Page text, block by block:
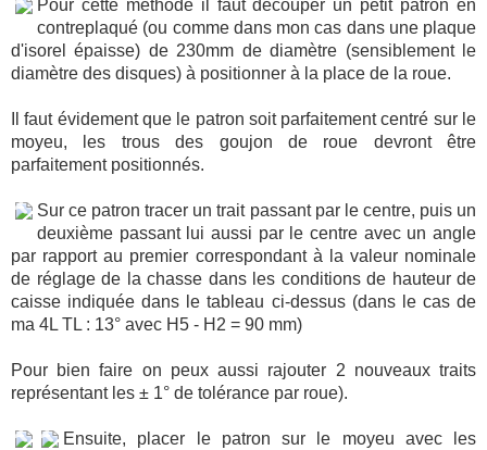
Pour cette méthode il faut découper un petit patron en
contreplaqué (ou comme dans mon cas dans une plaque
d'isorel épaisse) de 230mm de diamètre (sensiblement le
diamètre des disques) à positionner à la place de la roue.
Il faut évidement que le patron soit parfaitement centré sur le
moyeu, les trous des goujon de roue devront être
parfaitement positionnés.
Sur ce patron tracer un trait passant par le centre, puis un
deuxième passant lui aussi par le centre avec un angle
par rapport au premier correspondant à la valeur nominale
de réglage de la chasse dans les conditions de hauteur de
caisse indiquée dans le tableau ci-dessus (dans le cas de
ma 4L TL : 13° avec H5 - H2 = 90 mm)
Pour bien faire on peux aussi rajouter 2 nouveaux traits
représentant les ± 1° de tolérance par roue).
Ensuite, placer le patron sur le moyeu avec les